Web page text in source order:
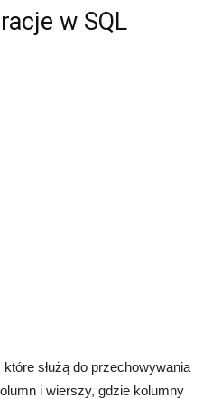
w SQL
służą do przechowywania
i wierszy, gdzie kolumny